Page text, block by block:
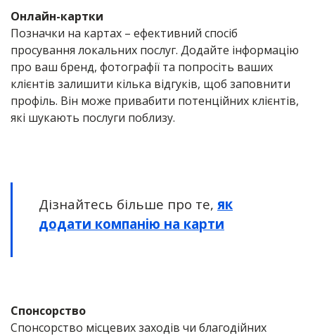
Онлайн-картки
Позначки на картах – ефективний спосіб
просування локальних послуг. Додайте інформацію
про ваш бренд, фотографії та попросіть ваших
клієнтів залишити кілька відгуків, щоб заповнити
профіль. Він може привабити потенційних клієнтів,
які шукають послуги поблизу.
Дізнайтесь більше про те, як
додати компанію на карти
Спонсорство
Спонсорство місцевих заходів чи благодійних